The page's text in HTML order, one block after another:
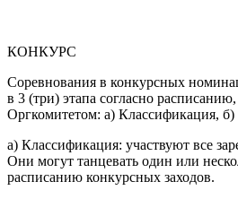
КОНКУРС
Соревнования в конкурсных
в 3 (три) этапа согласно
Оргкомитетом: а) Классификация,
а) Классификация: участвуют все
Они могут танцевать один или
расписанию конкурсных заходов.